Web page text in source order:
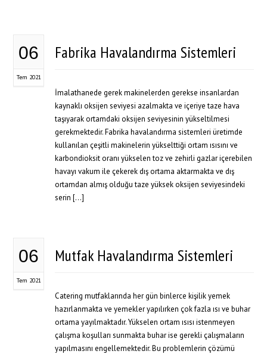
06
Tem 2021
Fabrika Havalandırma Sistemleri
İmalathanede gerek makinelerden gerekse insanlardan
kaynaklı oksijen seviyesi azalmakta ve içeriye taze hava
taşıyarak ortamdaki oksijen seviyesinin yükseltilmesi
gerekmektedir. Fabrika havalandırma sistemleri üretimde
kullanılan çeşitli makinelerin yükselttiği ortam ısısını ve
karbondioksit oranı yükselen toz ve zehirli gazlar içerebilen
havayı vakum ile çekerek dış ortama aktarmakta ve dış
ortamdan almış olduğu taze yüksek oksijen seviyesindeki
serin […]
06
Tem 2021
Mutfak Havalandırma Sistemleri
Catering mutfaklarında her gün binlerce kişilik yemek
hazırlanmakta ve yemekler yapılırken çok fazla ısı ve buhar
ortama yayılmaktadır. Yükselen ortam ısısı istenmeyen
çalışma koşulları sunmakta buhar ise gerekli çalışmaların
yapılmasını engellemektedir. Bu problemlerin çözümü